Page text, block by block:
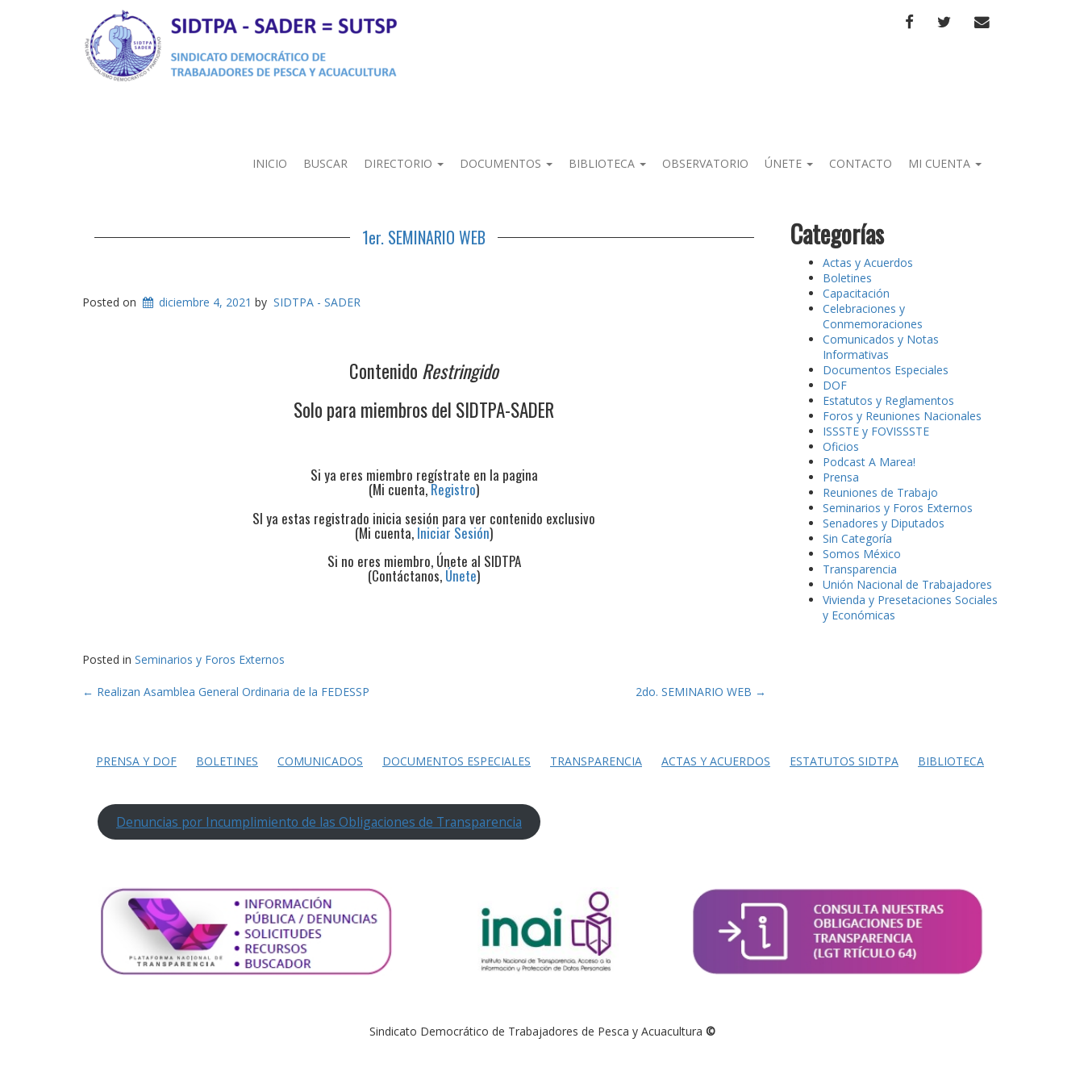
FACEBOOKTWITTERCORREO
INICIO BUSCAR DIRECTORIO DOCUMENTOS BIBLIOTECA OBSERVATORIO ÚNETE CONTACTO MI CUENTA
1er. SEMINARIO WEB
Posted on diciembre 4, 2021 by SIDTPA - SADER
Contenido Restringido
Solo para miembros del SIDTPA-SADER
Si ya eres miembro regístrate en la pagina
(Mi cuenta,Registro)
SI ya estas registrado inicia sesión para ver contenido exclusivo
(Mi cuenta, Iniciar Sesión)
Si no eres miembro, Únete al SIDTPA
(Contáctanos, Únete)
Posted in Seminarios y Foros Externos
Post
← Realizan Asamblea General Ordinaria de la FEDESSP 2do. SEMINARIO WEB →
Categorías
Actas y Acuerdos
Boletines
Capacitación
Celebraciones y
Conmemoraciones
Comunicados y Notas
Informativas
Documentos Especiales
DOF
Estatutos y Reglamentos
Foros y Reuniones Nacionales
ISSSTE y FOVISSSTE
Oficios
Podcast A Marea!
Prensa
Reuniones de Trabajo
Seminarios y Foros Externos
Senadores y Diputados
Sin Categoría
Somos México
Transparencia
Unión Nacional de Trabajadores
Vivienda y Presetaciones Sociales
y Económicas
PRENSA Y DOF BOLETINES COMUNICADOS DOCUMENTOS ESPECIALES TRANSPARENCIA ACTAS Y ACUERDOS ESTATUTOS SIDTPA BIBLIOTECA
Denuncias por Incumplimiento de las Obligaciones de Transparencia
Sindicato Democrático de Trabajadores de Pesca y Acuacultura ©